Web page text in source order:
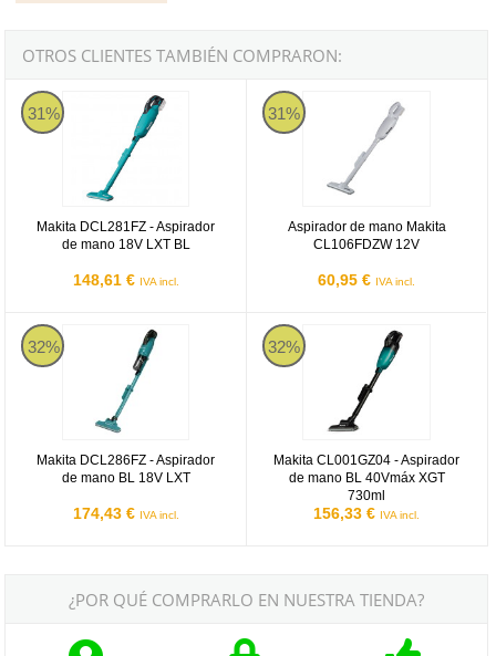
OTROS CLIENTES TAMBIÉN COMPRARON:
31%
Makita DCL281FZ - Aspirador
de mano 18V LXT BL
148,61 € IVA incl.
Makita DCL281FZ - Aspirador de mano 18V LXT BL
31%
Aspirador de mano Makita
CL106FDZW 12V
60,95 € IVA incl.
Aspirador de mano Makita
32%
Makita DCL286FZ - Aspirador
de mano BL 18V LXT
174,43 € IVA incl.
Makita DCL286FZ - Aspirador de mano BL 18V LXT
32%
Makita CL001GZ04 - Aspirador
de mano BL 40Vmáx XGT
730ml
156,33 € IVA incl.
Makita CL001GZ04 - Aspirador
¿POR QUÉ COMPRARLO EN NUESTRA TIENDA?